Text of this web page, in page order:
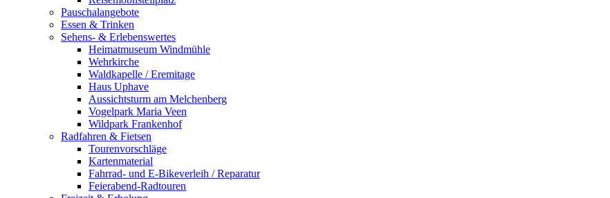
Pauschalangebote
Essen & Trinken
Sehens- & Erlebenswertes
Heimatmuseum Windmühle
Wehrkirche
Waldkapelle / Eremitage
Haus Uphave
Aussichtsturm am Melchenberg
Vogelpark Maria Veen
Wildpark Frankenhof
Radfahren & Fietsen
Tourenvorschläge
Kartenmaterial
Fahrrad- und E-Bikeverleih / Reparatur
Feierabend-Radtouren